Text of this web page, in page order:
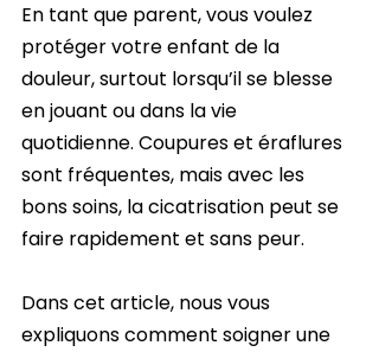
En tant que parent, vous voulez
protéger votre enfant de la
douleur, surtout lorsqu’il se blesse
en jouant ou dans la vie
quotidienne. Coupures et éraflures
sont fréquentes, mais avec les
bons soins, la cicatrisation peut se
faire rapidement et sans peur.
Dans cet article, nous vous
expliquons comment soigner une